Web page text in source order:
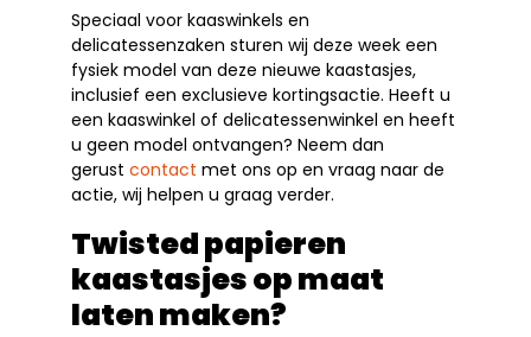
Speciaal voor kaaswinkels en
delicatessenzaken sturen wij deze week een
fysiek model van deze nieuwe kaastasjes,
inclusief een exclusieve kortingsactie. Heeft u
een kaaswinkel of delicatessenwinkel en heeft
u geen model ontvangen? Neem dan
gerust contact met ons op en vraag naar de
actie, wij helpen u graag verder.
Twisted papieren
kaastasjes op maat
laten maken?